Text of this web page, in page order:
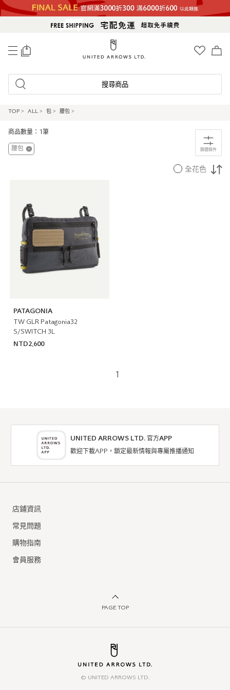
搜尋商品
TOP > ALL > 包 > 腰包 >
商品數量：1筆
篩選條件
腰包
全花色
PATAGONIA
TW GLR Patagonia32
S/SWITCH 3L
NTD2,600
1
UNITED ARROWS LTD. 官方APP
歡迎下載APP，鎖定最新情報與專屬推播通知
店鋪資訊
常見問題
購物指南
會員服務
PAGE TOP
© UNITED ARROWS LTD.